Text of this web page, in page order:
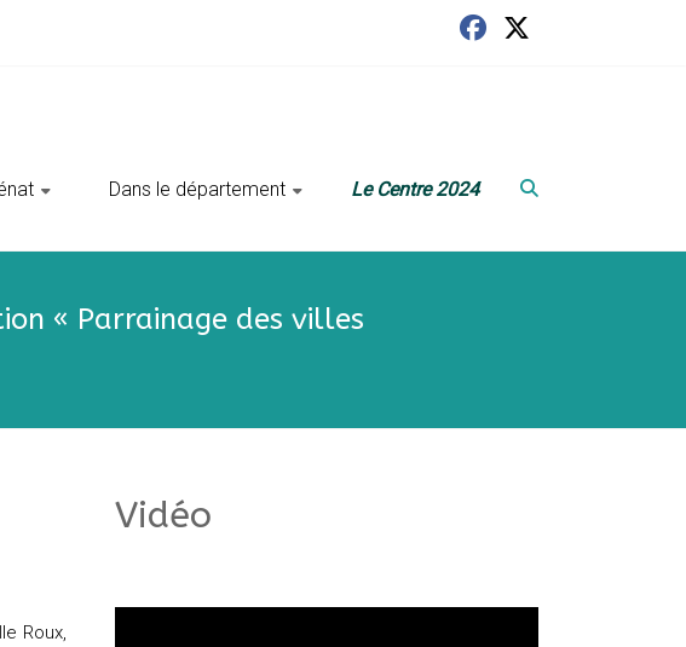
‎ ‎ Dans le département Le Centre 2024
« Parrainage des villes
Roux,
Vidéo